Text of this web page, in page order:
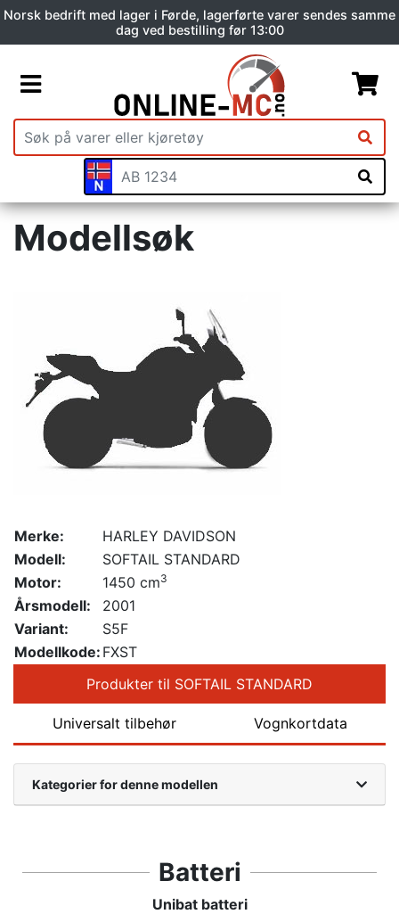
Norsk bedrift med lager i Førde, lagerførte varer sendes samme
dag ved bestilling før 13:00
Modellsøk
Merke:
HARLEY DAVIDSON
Modell:
SOFTAIL STANDARD
Motor:
1450 cm3
Årsmodell:
2001
Variant:
S5F
Modellkode: FXST
Produkter til SOFTAIL STANDARD
Universalt tilbehør Vognkortdata
Kategorier for denne modellen
Batteri
Unibat batteri